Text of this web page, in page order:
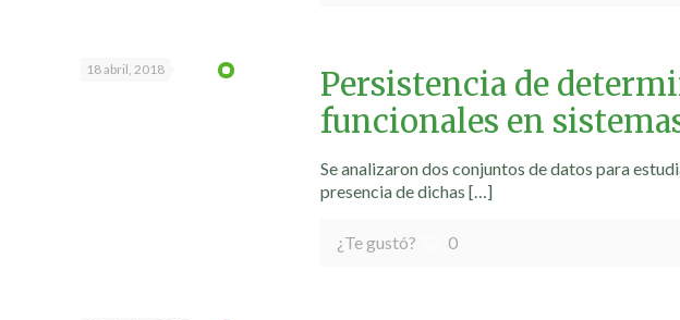
18 abril, 2018
Persistencia de
funcionales en
Se analizaron dos conjuntos de datos para
presencia de dichas […]
¿Te gustó? 0